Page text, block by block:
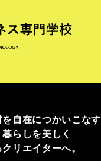
自在につかいこなす
暮らしを美しく
リエイターへ。